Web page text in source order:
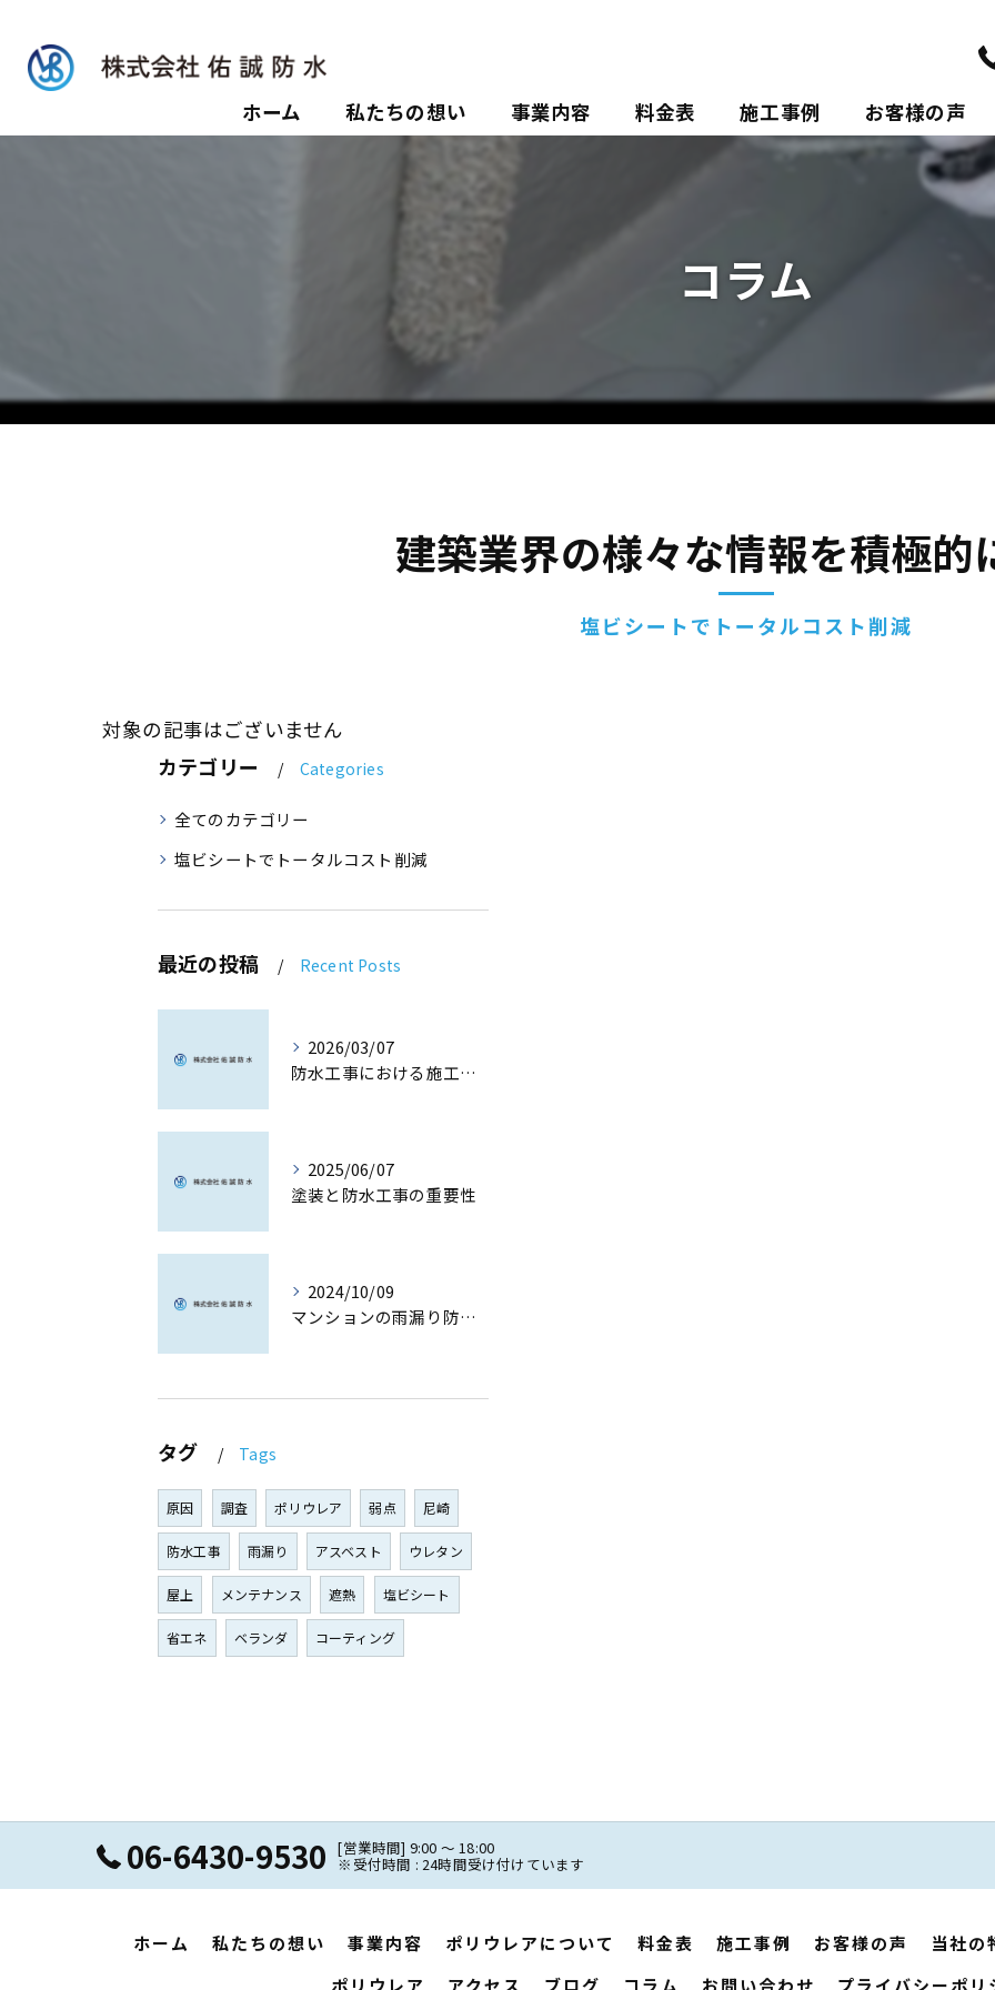
ホーム 私たちの想い 事業内容 料金表 施工事例 お客様の声
コラム
建築業界の様々な情報を積極的
塩ビシートでトータルコスト削減
対象の記事はございません
カテゴリー Categories
全てのカテゴリー
塩ビシートでトータルコスト削減
最近の投稿 Recent Posts
2026/03/07
防水工事における施工品質の核心
2025/06/07
塗装と防水工事の重要性
2024/10/09
マンションの雨漏り防止対策と選び方
タグ Tags
原因 調査 ポリウレア 弱点 尼崎
防水工事 雨漏り アスベスト ウレタン
屋上 メンテナンス 遮熱 塩ビシート
省エネ ベランダ コーティング
06-6430-9530 [営業時間] 9:00 ～ 18:00
※受付時間 : 24時間受け付けています
ホーム 私たちの想い 事業内容 ポリウレアについて 料金表 施工事例 お客様の声
当社の
ポリウレア
アクセス ブログ コラム お問い合わせ プライバシーポリ